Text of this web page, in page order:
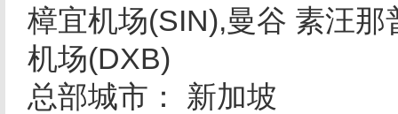
樟宜机场(SIN),曼谷 素汪
机场(DXB)
总部城市： 新加坡